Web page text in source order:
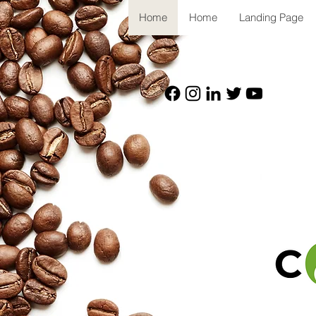
Home Home Landing Page